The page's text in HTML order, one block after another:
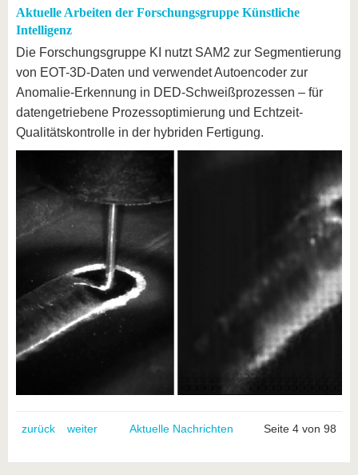
Aktuelle Arbeiten der Forschungsgruppe Künstliche
Intelligenz
Die Forschungsgruppe KI nutzt SAM2 zur Segmentierung
von EOT-3D-Daten und verwendet Autoencoder zur
Anomalie-Erkennung in DED-Schweißprozessen – für
datengetriebene Prozessoptimierung und Echtzeit-
Qualitätskontrolle in der hybriden Fertigung.
zurück weiter Aktuelle Nachrichten Seite 4 von 98